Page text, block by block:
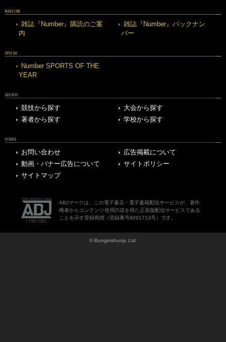
MAGAZINE
雑誌『Number』購読のご案
内
雑誌『Number』バックナン
バー
SPECIAL
Number SPORTS OF THE
YEAR
ARCHIVE
競技から探す
大会から探す
著者から探す
学校から探す
OTHERS
お問い合わせ
広告掲載について
動画・バナー広告について
サイトポリシー
サイトマップ
ABJマークは、この電子書店・電子書籍配信サービスが、著作
権者からコンテンツ使用許諾を得た正規版配信サービスである
ことを示す登録商標（登録番号6091713号）です。
© Bungeishunju Ltd.